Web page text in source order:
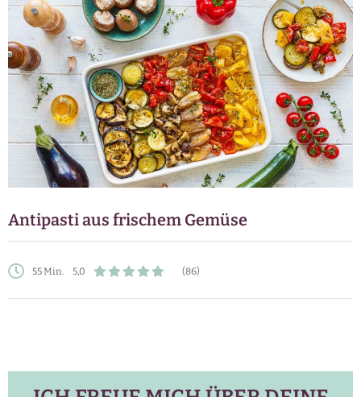
Antipasti aus frischem Gemüse
55 Min. 5,0 (86)